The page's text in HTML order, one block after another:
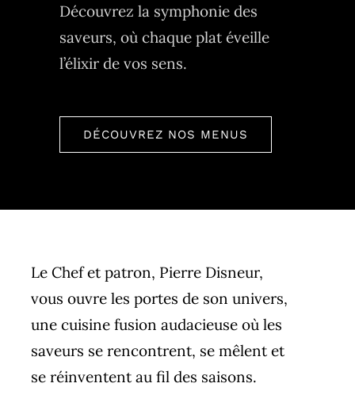
Découvrez la symphonie des
saveurs, où chaque plat éveille
l’élixir de vos sens.
DÉCOUVREZ NOS MENUS
Le Chef et patron, Pierre Disneur,
vous ouvre les portes de son univers,
une cuisine fusion audacieuse où les
saveurs se rencontrent, se mêlent et
se réinventent au fil des saisons.